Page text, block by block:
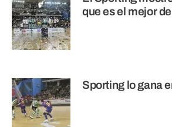
que es el mejor
Sporting lo gana